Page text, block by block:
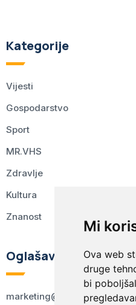
Mi
Ova web
druge
bi
Kategorije
Vijesti
Gospodarstvo
Sport
MR.VHS
Zdravlje
Kultura
Znanost
Oglašavanje
marketing@kodex.hr